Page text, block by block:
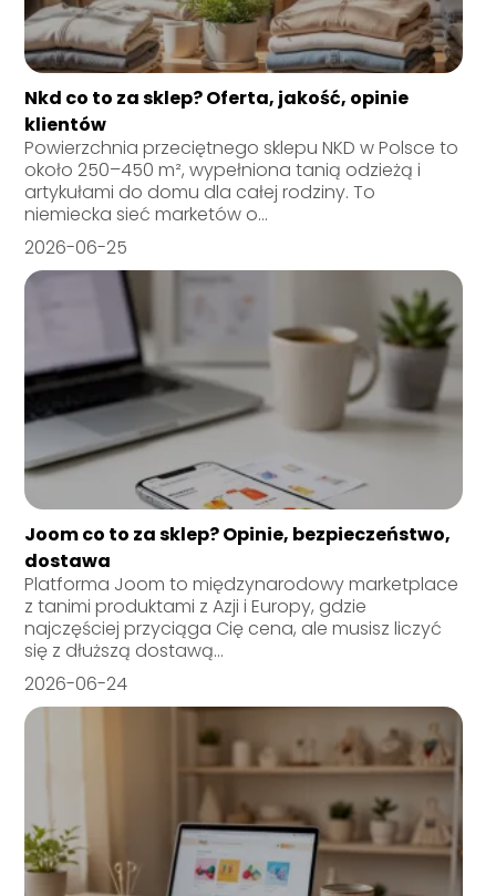
Nkd co to za sklep? Oferta, jakość, opinie
klientów
Powierzchnia przeciętnego sklepu NKD w Polsce to
około 250–450 m², wypełniona tanią odzieżą i
artykułami do domu dla całej rodziny. To
niemiecka sieć marketów o...
2026-06-25
Joom co to za sklep? Opinie, bezpieczeństwo,
dostawa
Platforma Joom to międzynarodowy marketplace
z tanimi produktami z Azji i Europy, gdzie
najczęściej przyciąga Cię cena, ale musisz liczyć
się z dłuższą dostawą...
2026-06-24